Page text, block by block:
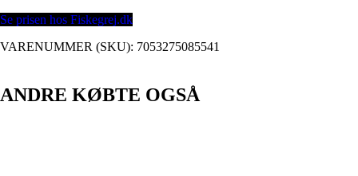
Se prisen hos Fiskegrej.dk
VARENUMMER (SKU): 7053275085541
ANDRE KØBTE OGSÅ